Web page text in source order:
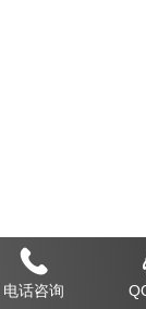
电话咨询